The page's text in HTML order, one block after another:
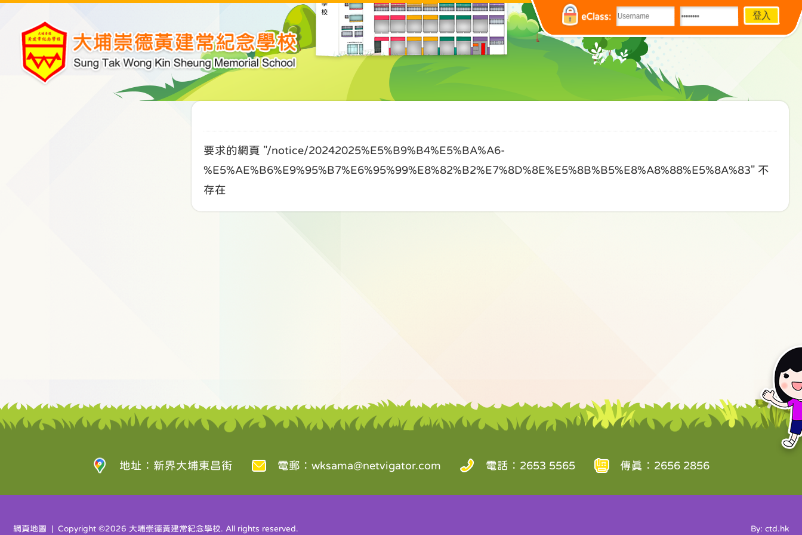
eClass:
要求的網頁 "/notice/20242025%E5%B9%B4%E5%BA%A6-
%E5%AE%B6%E9%95%B7%E6%95%99%E8%82%B2%E7%8D%8E%E5%8B%B5%E8%A8%88%E5%8A%83" 不
存在
地址：新界大埔東昌街 電郵： wksama@netvigator.com 電話：2653 5565 傳真：2656 2856
網頁地圖 | Copyright ©2026 大埔崇德黃建常紀念學校. All rights reserved. By: ctd.hk